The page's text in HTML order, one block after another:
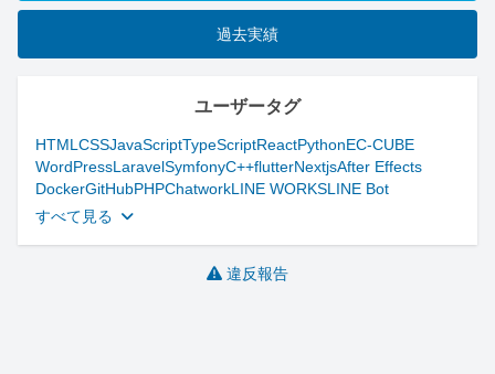
過去実績
ユーザータグ
HTML CSSJavaScriptTypeScriptReactPythonEC-CUBE
WordPressLaravelSymfonyC++flutterNextjsAfter Effects
DockerGitHubPHPChatworkLINE WORKSLINE Bot
すべて見る
違反報告